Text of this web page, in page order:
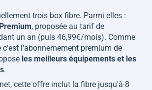
trois box fibre. Parmi elles :
, proposée au tarif de
un an (puis 46,99€/mois). Comme
l'abonnemement premium de
les meilleurs équipements et les
.
cette offre inclut la fibre jusqu'à 8